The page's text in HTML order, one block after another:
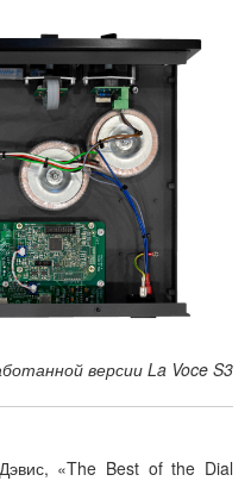
версии La Voce S3
«The Best of the Dial